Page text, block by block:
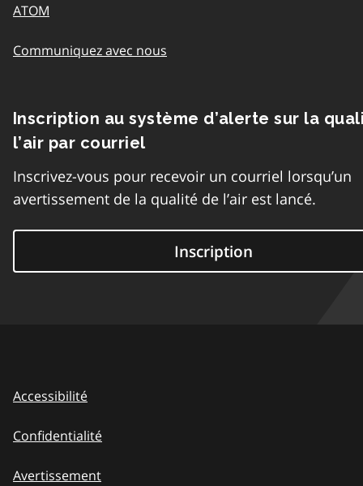
ATOM
Communiquez avec nous
Inscription au système d’alerte sur la
l’air par courriel
Inscrivez-vous pour recevoir un courriel lorsqu’un
avertissement de la qualité de l’air est lancé.
Inscription
Accessibilité
Confidentialité
Avertissement